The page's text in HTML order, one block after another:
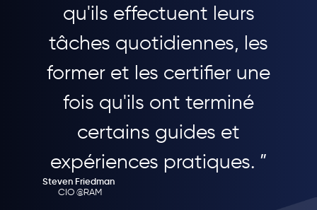
qu'ils effectuent leurs
tâches quotidiennes, les
former et les certifier une
fois qu'ils ont terminé
certains guides et
expériences pratiques. ”
Steven Friedman
CIO @RAM